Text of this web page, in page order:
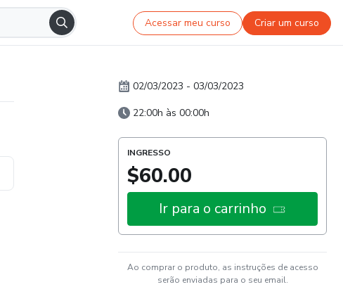
Acessar meu curso Criar um curso
02/03/2023 - 03/03/2023
22:00h às 00:00h
INGRESSO
$60.00
Ir para o carrinho
Ao comprar o produto, as instruções de acesso
serão enviadas para o seu email.